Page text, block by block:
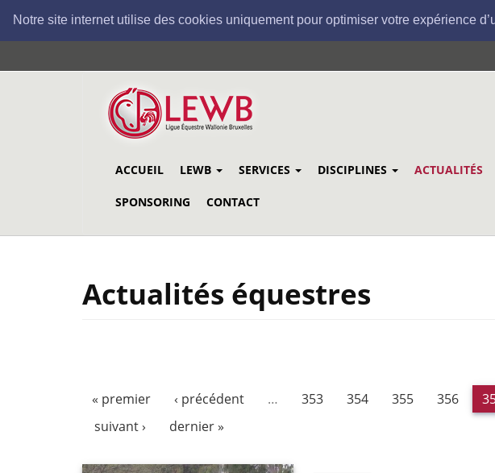
Notre site internet utilise des cookies uniquement pour optimiser votre expérience
au
ACCUEIL LEWB SERVICES DISCIPLINES ACTUALITÉS
SPONSORING CONTACT
Actualités équestres
« premier ‹ précédent … 353 354 355 356
suivant ›
dernier »